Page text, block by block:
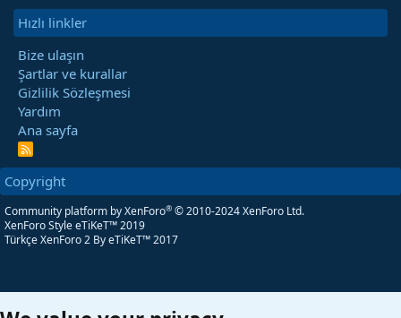
Hızlı linkler
Bize ulaşın
Şartlar ve kurallar
Gizlilik Sözleşmesi
Yardım
Ana sayfa
R
S
Copyright
Community platform by XenForo® © 2010-2024 XenForo Ltd.
XenForo Style eTiKeT™ 2019
Türkçe XenForo 2 By eTiKeT™ 2017